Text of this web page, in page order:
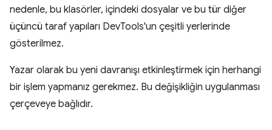
nedenle, bu klasörler, içindeki dosyalar ve bu tür diğer
üçüncü taraf yapıları DevTools'un çeşitli yerlerinde
gösterilmez.
Yazar olarak bu yeni davranışı etkinleştirmek için herhangi
bir işlem yapmanız gerekmez. Bu değişikliğin uygulanması
çerçeveye bağlıdır.